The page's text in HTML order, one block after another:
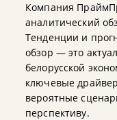
Компания
аналитический
Тенденции и
обзор — это
белорусской
ключевые
вероятные
перспективу.